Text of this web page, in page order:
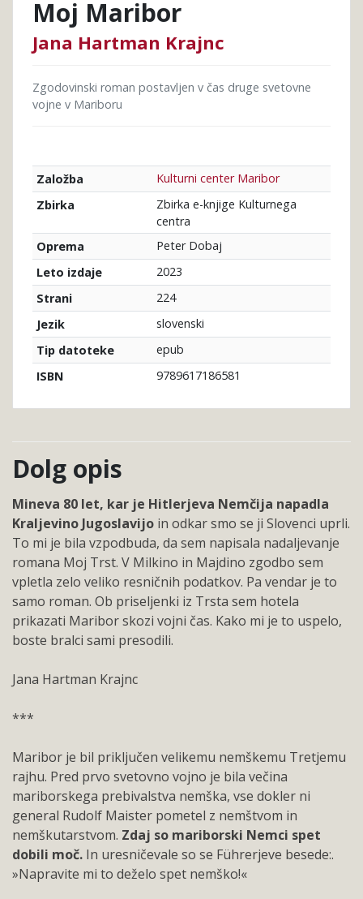
Moj Maribor
Jana Hartman Krajnc
Zgodovinski roman postavljen v čas druge svetovne
vojne v Mariboru
Založba
Kulturni center Maribor
Zbirka
Zbirka e-knjige Kulturnega
centra
Oprema
Peter Dobaj
Leto izdaje
2023
Strani
224
Jezik
slovenski
Tip datoteke
epub
ISBN
9789617186581
Dolg opis
Mineva 80 let, kar je Hitlerjeva Nemčija napadla
Kraljevino Jugoslavijo in odkar smo se ji Slovenci uprli.
To mi je bila vzpodbuda, da sem napisala nadaljevanje
romana Moj Trst. V Milkino in Majdino zgodbo sem
vpletla zelo veliko resničnih podatkov. Pa vendar je to
samo roman. Ob priseljenki iz Trsta sem hotela
prikazati Maribor skozi vojni čas. Kako mi je to uspelo,
boste bralci sami presodili.
Jana Hartman Krajnc
***
Maribor je bil priključen velikemu nemškemu Tretjemu
rajhu. Pred prvo svetovno vojno je bila večina
mariborskega prebivalstva nemška, vse dokler ni
general Rudolf Maister pometel z nemštvom in
nemškutarstvom. Zdaj so mariborski Nemci spet
dobili moč. In uresničevale so se Führerjeve besede:.
»Napravite mi to deželo spet nemško!«